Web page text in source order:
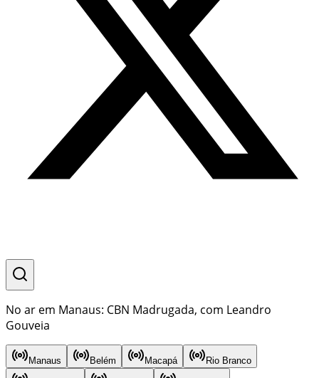
No ar em Manaus: CBN Madrugada, com Leandro
Gouveia
Manaus Belém Macapá Rio Branco